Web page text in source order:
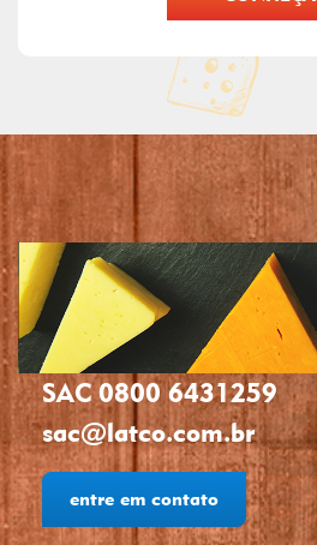
SAC 0800 6431259
sac@latco.com.br
entre em contato